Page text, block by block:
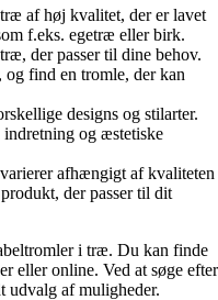
af høj kvalitet, der er lavet
f.eks. egetræ eller birk.
der passer til dine behov.
find en tromle, der kan
designs og stilarter.
og æstetiske
afhængigt af kvaliteten
der passer til dit
i træ. Du kan finde
eller online. Ved at søge efter
udvalg af muligheder.